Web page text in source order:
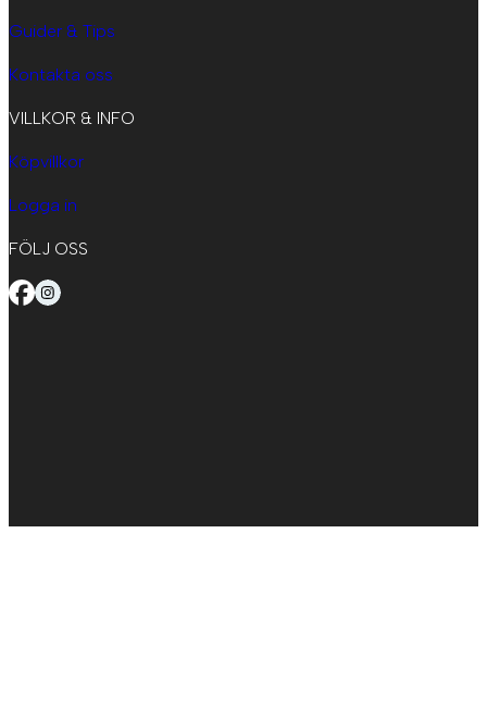
Guider & Tips
Kontakta oss
VILLKOR & INFO
Köpvillkor
Logga in
FÖLJ OSS